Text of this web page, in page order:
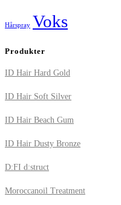
Hårspray Voks
Produkter
ID Hair Hard Gold
ID Hair Soft Silver
ID Hair Beach Gum
ID Hair Dusty Bronze
D:FI d:struct
Moroccanoil Treatment